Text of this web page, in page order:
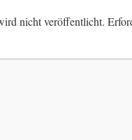
nicht veröffentlicht.